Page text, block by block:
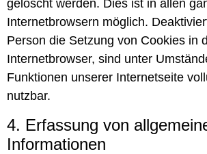
gelöscht werden. Dies ist in allen
Internetbrowsern möglich.
Person die Setzung von Cookies in
Internetbrowser, sind unter
Funktionen unserer Internetseite
nutzbar.
4. Erfassung von
Informationen